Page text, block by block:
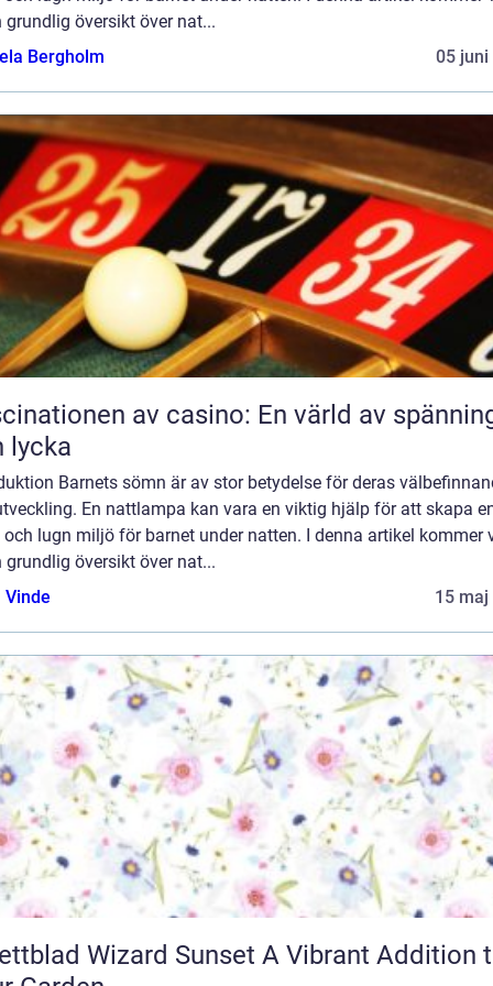
grundlig översikt över nat...
Bergholm
05 juni
av casino: En värld av
lycka
Barnets sömn är av stor betydelse för deras
En nattlampa kan vara en viktig hjälp för att skapa
och lugn miljö för barnet under natten. I denna artikel kommer
grundlig översikt över nat...
Vinde
15 maj
Wizard Sunset A Vibrant Addition to